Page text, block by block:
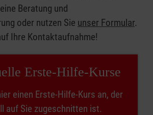
Beratung und
oder nutzen Sie unser Formular.
Ihre Kontaktaufnahme!
Erste-Hilfe-Kurse
einen Erste-Hilfe-Kurs an, der
auf Sie zugeschnitten ist.